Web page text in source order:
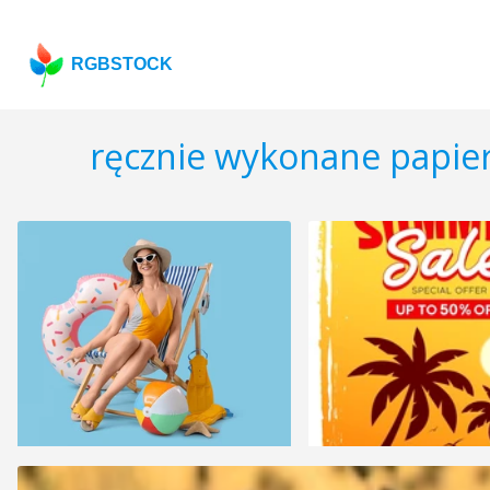
RGBSTOCK
ręcznie wykonane